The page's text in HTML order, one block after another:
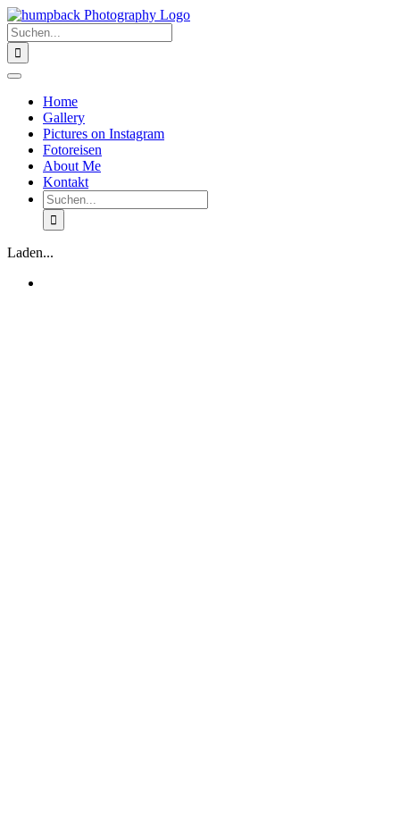
Zum
Inhalt
springen
Suche
nach:
Toggle
NavigationHome
Gallery
Pictures on Instagram
Fotoreisen
About Me
Kontakt
Suche
nach:
Laden...